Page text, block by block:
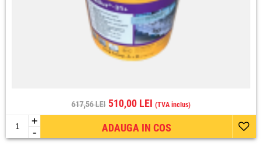
617,56 LEI 510,00 LEI (TVA inclus)
+
- ADAUGA IN COS